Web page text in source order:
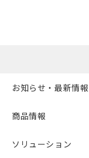
お知らせ・最新情報
商品情報
ソリューション